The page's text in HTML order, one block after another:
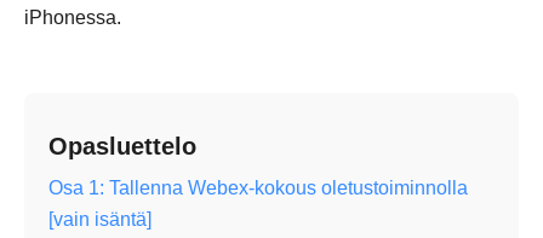
iPhonessa.
Opasluettelo
Osa 1: Tallenna Webex-kokous oletustoiminnolla
[vain isäntä]